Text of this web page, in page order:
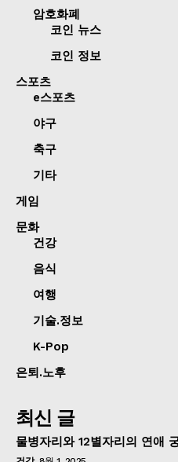
암호화폐
코인 뉴스
코인 정보
스포츠
e스포츠
야구
축구
기타
게임
문화
건강
음식
여행
기술.정보
K-Pop
은퇴.노후
최신 글
물병자리와 12별자리의 연애